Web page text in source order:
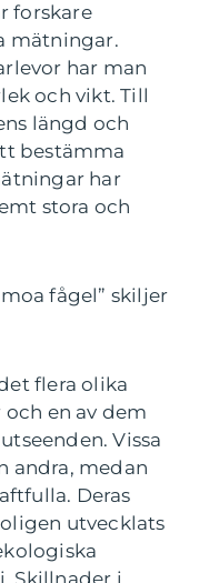
forskare
mätningar.
har man
och vikt. Till
längd och
bestämma
har
stora och
fågel” skiljer
flera olika
en av dem
Vissa
andra, medan
Deras
utvecklats